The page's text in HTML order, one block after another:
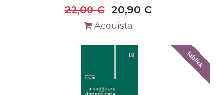
22,00€ 20,90 €
Acquista
tablick